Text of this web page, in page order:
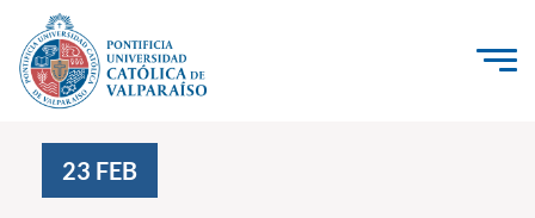
Click acá para ir directamente al contenido
Investigación, Creación e Innovación
23 FEB